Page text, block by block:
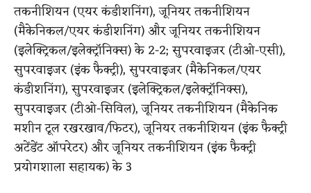
तकनीशियन (एयर कंडीशनिंग), जूनियर तकनीशियन
(मैकेनिकल/एयर कंडीशनिंग) और जूनियर तकनीशियन
(इलेक्ट्रिकल/इलेक्ट्रॉनिक्स) के 2-2; सुपरवाइजर (टीओ-एसी),
सुपरवाइजर (इंक फैक्ट्री), सुपरवाइजर (मैकेनिकल/एयर
कंडीशनिंग), सुपरवाइजर (इलेक्ट्रिकल/इलेक्ट्रॉनिक्स),
सुपरवाइजर (टीओ-सिविल), जूनियर तकनीशियन (मैकेनिक
मशीन टूल रखरखाव/फिटर), जूनियर तकनीशियन (इंक फैक्ट्री
अटेंडेंट ऑपरेटर) और जूनियर तकनीशियन (इंक फैक्ट्री
प्रयोगशाला सहायक) के 3